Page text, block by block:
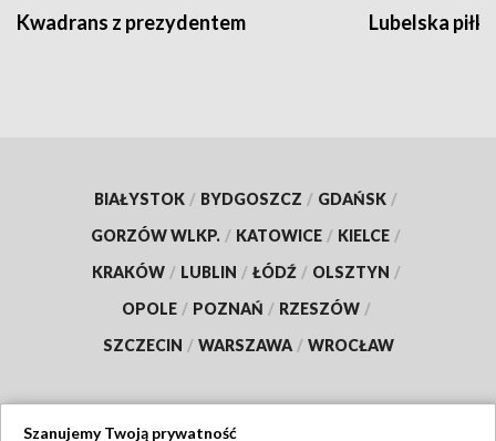
Kwadrans z prezydentem Lubelska piłka
BIAŁYSTOK / BYDGOSZCZ / GDAŃSK /
GORZÓW WLKP. / KATOWICE / KIELCE /
KRAKÓW / LUBLIN / ŁÓDŹ / OLSZTYN /
OPOLE / POZNAŃ / RZESZÓW /
SZCZECIN / WARSZAWA / WROCŁAW
Szanujemy Twoją prywatność